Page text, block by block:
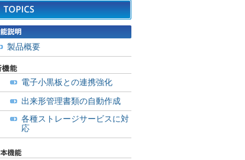
製品概要
電子小黒板との連携強化
出来形管理書類の自動作成
各種ストレージサービスに対
応